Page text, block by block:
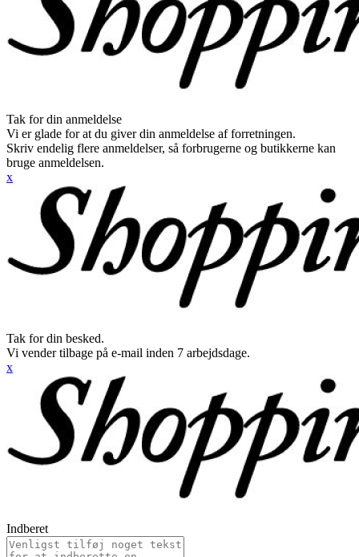
Tak for din anmeldelse
Vi er glade for at du giver din anmeldelse af forretningen.
Skriv endelig flere anmeldelser, så forbrugerne og butikkerne kan
bruge anmeldelsen.
x
Tak for din besked.
Vi vender tilbage på e-mail inden 7 arbejdsdage.
x
Indberet